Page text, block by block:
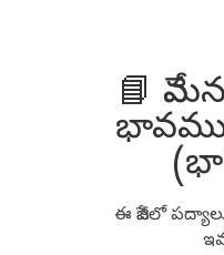
📘
ఈ పేజీలో